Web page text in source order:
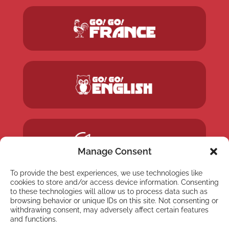
Manage Consent
To provide the best experiences, we use technologies like
cookies to store and/or access device information. Consenting
to these technologies will allow us to process data such as
browsing behavior or unique IDs on this site. Not consenting or
withdrawing consent, may adversely affect certain features
and functions.